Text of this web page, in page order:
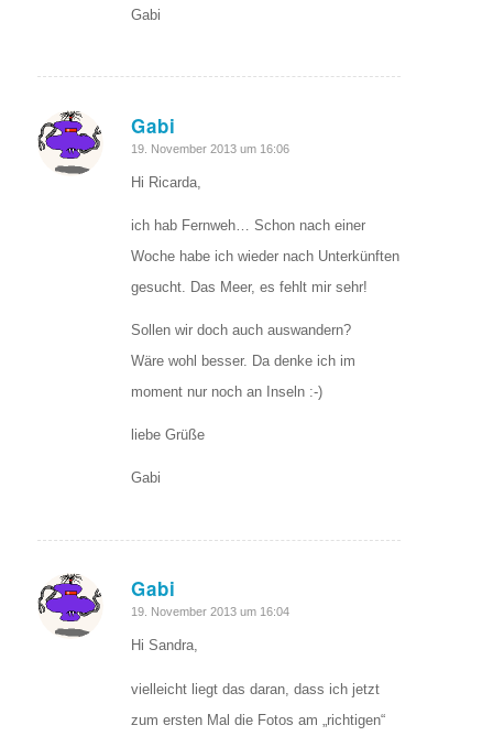
Gabi
Gabi
sagte:
19. November 2013 um 16:06
Hi Ricarda,
ich hab Fernweh… Schon nach einer
Woche habe ich wieder nach Unterkünften
gesucht. Das Meer, es fehlt mir sehr!
Sollen wir doch auch auswandern?
Wäre wohl besser. Da denke ich im
moment nur noch an Inseln :-)
liebe Grüße
Gabi
Gabi
sagte:
19. November 2013 um 16:04
Hi Sandra,
vielleicht liegt das daran, dass ich jetzt
zum ersten Mal die Fotos am „richtigen“